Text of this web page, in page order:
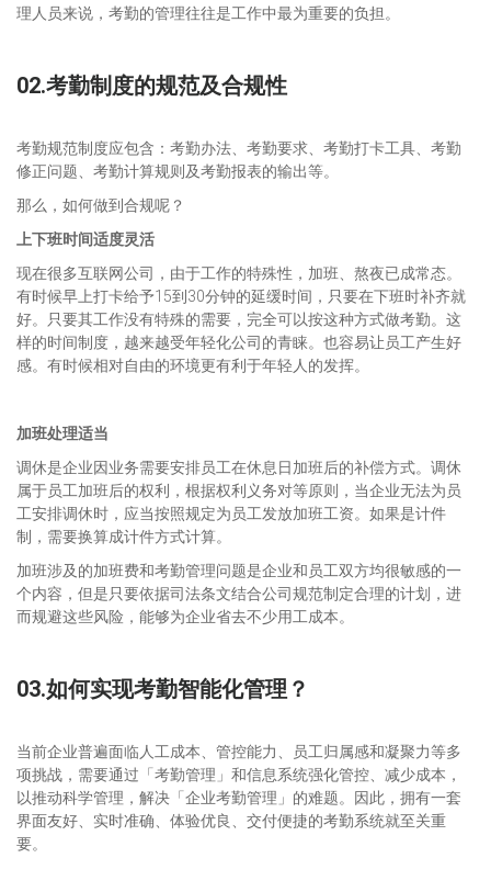
理人员来说，考勤的管理往往是工作中最为重要的负担。
02.考勤制度的规范及合规性
考勤规范制度应包含：考勤办法、考勤要求、考勤打卡工具、考勤
修正问题、考勤计算规则及考勤报表的输出等。
那么，如何做到合规呢？
上下班时间适度灵活
现在很多互联网公司，由于工作的特殊性，加班、熬夜已成常态。
有时候早上打卡给予15到30分钟的延缓时间，只要在下班时补齐就
好。只要其工作没有特殊的需要，完全可以按这种方式做考勤。这
样的时间制度，越来越受年轻化公司的青睐。也容易让员工产生好
感。有时候相对自由的环境更有利于年轻人的发挥。
加班处理适当
调休是企业因业务需要安排员工在休息日加班后的补偿方式。调休
属于员工加班后的权利，根据权利义务对等原则，当企业无法为员
工安排调休时，应当按照规定为员工发放加班工资。如果是计件
制，需要换算成计件方式计算。
加班涉及的加班费和考勤管理问题是企业和员工双方均很敏感的一
个内容，但是只要依据司法条文结合公司规范制定合理的计划，进
而规避这些风险，能够为企业省去不少用工成本。
03.如何实现考勤智能化管理？
当前企业普遍面临人工成本、管控能力、员工归属感和凝聚力等多
项挑战，需要通过「考勤管理」和信息系统强化管控、减少成本，
以推动科学管理，解决「企业考勤管理」的难题。因此，拥有一套
界面友好、实时准确、体验优良、交付便捷的考勤系统就至关重
要。